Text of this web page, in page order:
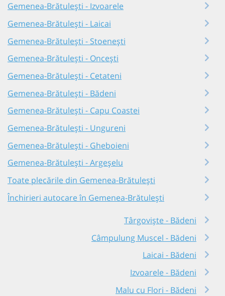
Gemenea-Brătulești - Izvoarele
Gemenea-Brătulești - Laicai
Gemenea-Brătulești - Stoenești
Gemenea-Brătulești - Oncești
Gemenea-Brătulești - Cetateni
Gemenea-Brătulești - Bădeni
Gemenea-Brătulești - Capu Coastei
Gemenea-Brătulești - Ungureni
Gemenea-Brătulești - Gheboieni
Gemenea-Brătulești - Argeșelu
Toate plecările din Gemenea-Brătulești
Închirieri autocare în Gemenea-Brătulești
Târgoviște - Bădeni
Câmpulung Muscel - Bădeni
Laicai - Bădeni
Izvoarele - Bădeni
Malu cu Flori - Bădeni